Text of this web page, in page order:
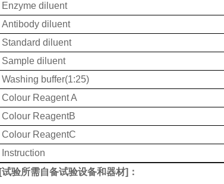
Enzyme diluent
Antibody diluent
Standard diluent
Sample diluent
Washing buffer(1:25)
Colour Reagent A
Colour ReagentB
Colour ReagentC
Instruction
[试验所需自备试验设备和器材]：